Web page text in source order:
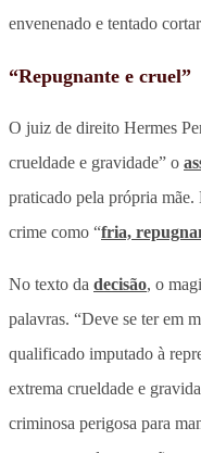
envenenado e tentado
“Repugnante e cruel”
O juiz de direito Hermes
crueldade e gravidade” o
praticado pela própria
crime como “fria,
No texto da decisão, o
palavras. “Deve se ter em
qualificado imputado à
extrema crueldade e
criminosa perigosa para